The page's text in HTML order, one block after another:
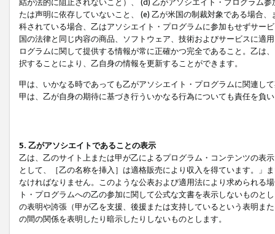
結が法的に阻止されないこと）、 (d) 乙がアソシエイト・プログラム
たは声明に依存していないこと、 (e) 乙が米国の制裁対象である場合
科されている場合、乙はアソシエイト・プログラムに参加もせずサー
国の法律と同じ内容の商品、ソフトウェア、技術およびサービスに適
ログラムに関して提供する情報が常に正確かつ完全であること。乙は
択することにより、乙自身の情報を更新することができます。
甲は、いかなる時であっても乙がアソシエイト・プログラムに関連し
甲は、乙が自身の期待に基づき行ういかなる行為についても責任を負
5. 乙がアソシエイトであることの表示
乙は、乙のサイト上または甲が乙によるプログラム・コンテンツの表
として、［乙の名称を挿入］は適格販売により収入を得ています。」
なければなりません。このような公表および適用法により求められる
ト・プログラムへの乙の参加に関して公式な文書を表示しないもの
の表明や誇張（甲が乙を支援、後援または支持しているという表明ま
の間の関係を表明したり暗示したりしないものとします。